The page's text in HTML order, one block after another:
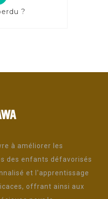
?
à améliorer les
des enfants défavorisés
et l'apprentissage
offrant ainsi aux